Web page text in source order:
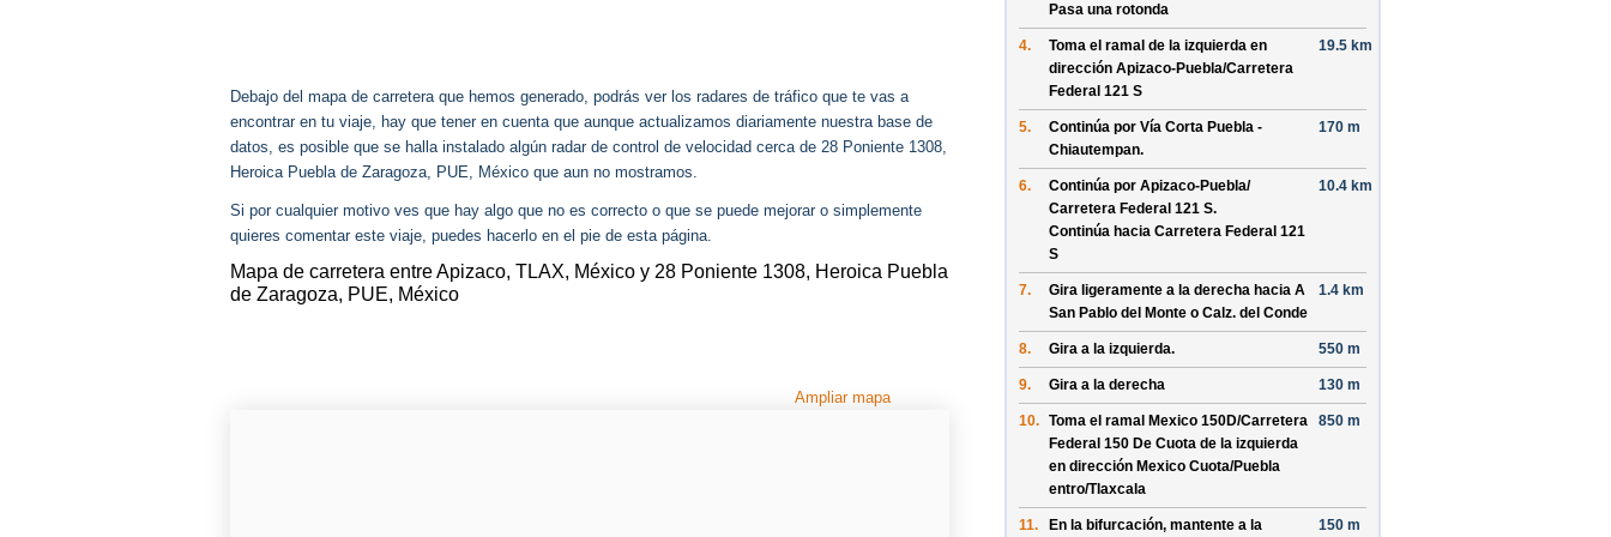
Debajo del mapa de carretera que hemos generado, podrás ver los radares de tráfico que te vas a
encontrar en tu viaje, hay que tener en cuenta que aunque actualizamos diariamente nuestra base de
datos, es posible que se halla instalado algún radar de control de velocidad cerca de 28 Poniente 1308,
Heroica Puebla de Zaragoza, PUE, México que aun no mostramos.
Si por cualquier motivo ves que hay algo que no es correcto o que se puede mejorar o simplemente
quieres comentar este viaje, puedes hacerlo en el pie de esta página.
Mapa de carretera entre Apizaco, TLAX, México y 28 Poniente 1308, Heroica Puebla
de Zaragoza, PUE, México
Ampliar mapa
Pasa una rotonda
4.
Toma el ramal de la izquierda en
dirección Apizaco-Puebla/Carretera
Federal 121 S
19.5 km
5. Continúa por Vía Corta Puebla -
Chiautempan.
170 m
6. Continúa por Apizaco-Puebla/
Carretera Federal 121 S.
Continúa hacia Carretera Federal 121
S
10.4 km
7. Gira ligeramente a la derecha hacia A
San Pablo del Monte o Calz. del Conde
1.4 km
8. Gira a la izquierda. 550 m
9. Gira a la derecha 130 m
10. Toma el ramal Mexico 150D/Carretera
Federal 150 De Cuota de la izquierda
en dirección Mexico Cuota/Puebla
entro/Tlaxcala
850 m
11.
En la bifurcación, mantente a la
150 m